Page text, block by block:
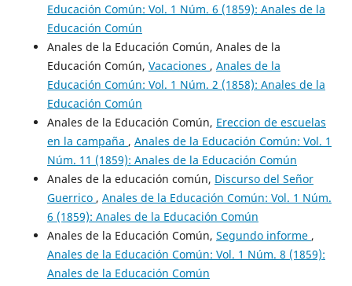
Educación Común: Vol. 1 Núm. 6 (1859): Anales de la
Educación Común
Anales de la Educación Común, Anales de la
Educación Común, Vacaciones , Anales de la
Educación Común: Vol. 1 Núm. 2 (1858): Anales de la
Educación Común
Anales de la Educación Común, Ereccion de escuelas
en la campaña , Anales de la Educación Común: Vol. 1
Núm. 11 (1859): Anales de la Educación Común
Anales de la educación común, Discurso del Señor
Guerrico , Anales de la Educación Común: Vol. 1 Núm.
6 (1859): Anales de la Educación Común
Anales de la Educación Común, Segundo informe ,
Anales de la Educación Común: Vol. 1 Núm. 8 (1859):
Anales de la Educación Común